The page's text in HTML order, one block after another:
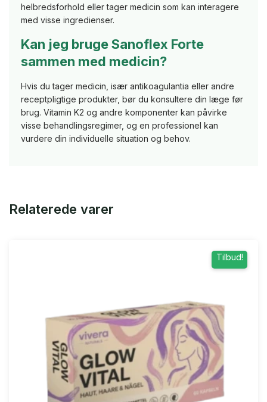
helbredsforhold eller tager medicin som kan interagere
med visse ingredienser.
Kan jeg bruge Sanoflex Forte
sammen med medicin?
Hvis du tager medicin, især antikoagulantia eller andre
receptpligtige produkter, bør du konsultere din læge før
brug. Vitamin K2 og andre komponenter kan påvirke
visse behandlingsregimer, og en professionel kan
vurdere din individuelle situation og behov.
Relaterede varer
Tilbud!